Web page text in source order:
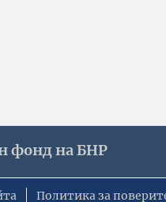
фонд на БНР
Политика за